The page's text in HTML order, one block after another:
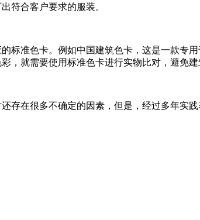
符合客户要求的服装。
标准色卡。例如中国建筑色卡，这是一款专
就需要使用标准色卡进行实物比对，避免建
存在很多不确定的因素，但是，经过多年实